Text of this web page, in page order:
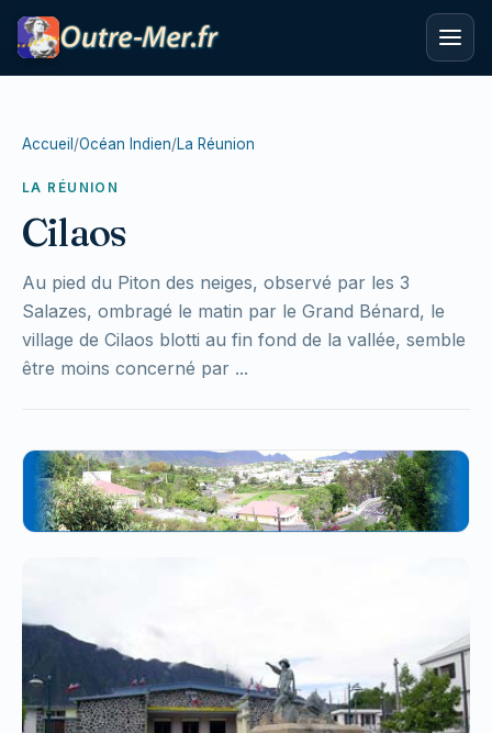
Accueil /Océan Indien/La Réunion
LA RÉUNION
Cilaos
Au pied du Piton des neiges, observé par les 3
Salazes, ombragé le matin par le Grand Bénard, le
village de Cilaos blotti au fin fond de la vallée, semble
être moins concerné par ...